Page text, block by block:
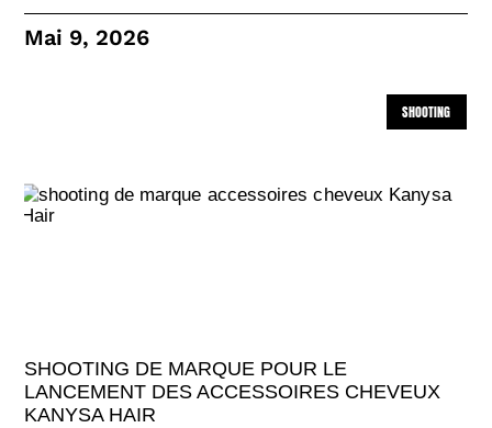
Mai 9, 2026
SHOOTING
SHOOTING DE MARQUE POUR LE
LANCEMENT DES ACCESSOIRES CHEVEUX
KANYSA HAIR